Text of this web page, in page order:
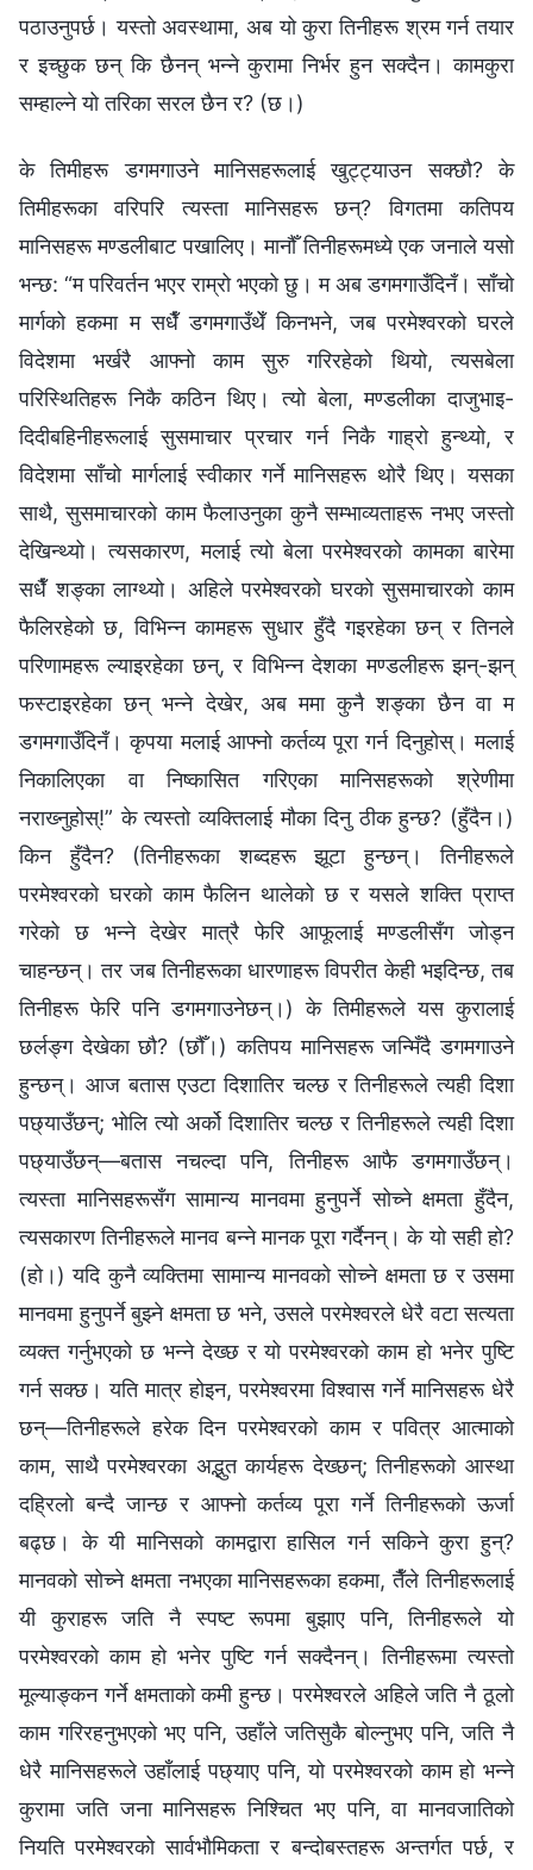
पठाउनुपर्छ। यस्तो अवस्थामा, अब यो कुरा तिनीहरू श्रम गर्न तयार
र इच्छुक छन् कि छैनन् भन्ने कुरामा निर्भर हुन सक्दैन। कामकुरा
सम्हाल्ने यो तरिका सरल छैन र? (छ।)
के तिमीहरू डगमगाउने मानिसहरूलाई खुट्ट्याउन सक्छौ? के
तिमीहरूका वरिपरि त्यस्ता मानिसहरू छन्? विगतमा कतिपय
मानिसहरू मण्डलीबाट पखालिए। मानौँ तिनीहरूमध्ये एक जनाले यसो
भन्छ: “म परिवर्तन भएर राम्रो भएको छु। म अब डगमगाउँदिनँ। साँचो
मार्गको हकमा म सधैँ डगमगाउँथेँ किनभने, जब परमेश्‍वरको घरले
विदेशमा भर्खरै आफ्नो काम सुरु गरिरहेको थियो, त्यसबेला
परिस्थितिहरू निकै कठिन थिए। त्यो बेला, मण्डलीका दाजुभाइ-
दिदीबहिनीहरूलाई सुसमाचार प्रचार गर्न निकै गाह्रो हुन्थ्यो, र
विदेशमा साँचो मार्गलाई स्वीकार गर्ने मानिसहरू थोरै थिए। यसका
साथै, सुसमाचारको काम फैलाउनुका कुनै सम्भाव्यताहरू नभए जस्तो
देखिन्थ्यो। त्यसकारण, मलाई त्यो बेला परमेश्‍वरको कामका बारेमा
सधैँ शङ्का लाग्थ्यो। अहिले परमेश्‍वरको घरको सुसमाचारको काम
फैलिरहेको छ, विभिन्न कामहरू सुधार हुँदै गइरहेका छन् र तिनले
परिणामहरू ल्याइरहेका छन्, र विभिन्न देशका मण्डलीहरू झन्-झन्
फस्टाइरहेका छन् भन्ने देखेर, अब ममा कुनै शङ्का छैन वा म
डगमगाउँदिनँ। कृपया मलाई आफ्नो कर्तव्य पूरा गर्न दिनुहोस्। मलाई
निकालिएका वा निष्कासित गरिएका मानिसहरूको श्रेणीमा
नराख्‍नुहोस्!” के त्यस्तो व्यक्तिलाई मौका दिनु ठीक हुन्छ? (हुँदैन।)
किन हुँदैन? (तिनीहरूका शब्दहरू झूटा हुन्छन्। तिनीहरूले
परमेश्‍वरको घरको काम फैलिन थालेको छ र यसले शक्ति प्राप्त
गरेको छ भन्ने देखेर मात्रै फेरि आफूलाई मण्डलीसँग जोड्न
चाहन्छन्। तर जब तिनीहरूका धारणाहरू विपरीत केही भइदिन्छ, तब
तिनीहरू फेरि पनि डगमगाउनेछन्।) के तिमीहरूले यस कुरालाई
छर्लङ्ग देखेका छौ? (छौँ।) कतिपय मानिसहरू जन्मिँदै डगमगाउने
हुन्छन्। आज बतास एउटा दिशातिर चल्छ र तिनीहरूले त्यही दिशा
पछ्याउँछन्; भोलि त्यो अर्को दिशातिर चल्छ र तिनीहरूले त्यही दिशा
पछ्याउँछन्—बतास नचल्दा पनि, तिनीहरू आफै डगमगाउँछन्।
त्यस्ता मानिसहरूसँग सामान्य मानवमा हुनुपर्ने सोच्ने क्षमता हुँदैन,
त्यसकारण तिनीहरूले मानव बन्ने मानक पूरा गर्दैनन्। के यो सही हो?
(हो।) यदि कुनै व्यक्तिमा सामान्य मानवको सोच्ने क्षमता छ र उसमा
मानवमा हुनुपर्ने बुझ्ने क्षमता छ भने, उसले परमेश्‍वरले धेरै वटा सत्यता
व्यक्त गर्नुभएको छ भन्ने देख्छ र यो परमेश्‍वरको काम हो भनेर पुष्टि
गर्न सक्छ। यति मात्र होइन, परमेश्‍वरमा विश्‍वास गर्ने मानिसहरू धेरै
छन्—तिनीहरूले हरेक दिन परमेश्‍वरको काम र पवित्र आत्माको
काम, साथै परमेश्‍वरका अद्भुत कार्यहरू देख्छन्; तिनीहरूको आस्था
दह्रिलो बन्दै जान्छ र आफ्नो कर्तव्य पूरा गर्ने तिनीहरूको ऊर्जा
बढ्छ। के यी मानिसको कामद्वारा हासिल गर्न सकिने कुरा हुन्?
मानवको सोच्ने क्षमता नभएका मानिसहरूका हकमा, तैँले तिनीहरूलाई
यी कुराहरू जति नै स्पष्ट रूपमा बुझाए पनि, तिनीहरूले यो
परमेश्‍वरको काम हो भनेर पुष्टि गर्न सक्दैनन्। तिनीहरूमा त्यस्तो
मूल्याङ्कन गर्ने क्षमताको कमी हुन्छ। परमेश्‍वरले अहिले जति नै ठूलो
काम गरिरहनुभएको भए पनि, उहाँले जतिसुकै बोल्नुभए पनि, जति नै
धेरै मानिसहरूले उहाँलाई पछ्याए पनि, यो परमेश्‍वरको काम हो भन्ने
कुरामा जति जना मानिसहरू निश्चित भए पनि, वा मानवजातिको
नियति परमेश्‍वरको सार्वभौमिकता र बन्दोबस्तहरू अन्तर्गत पर्छ, र